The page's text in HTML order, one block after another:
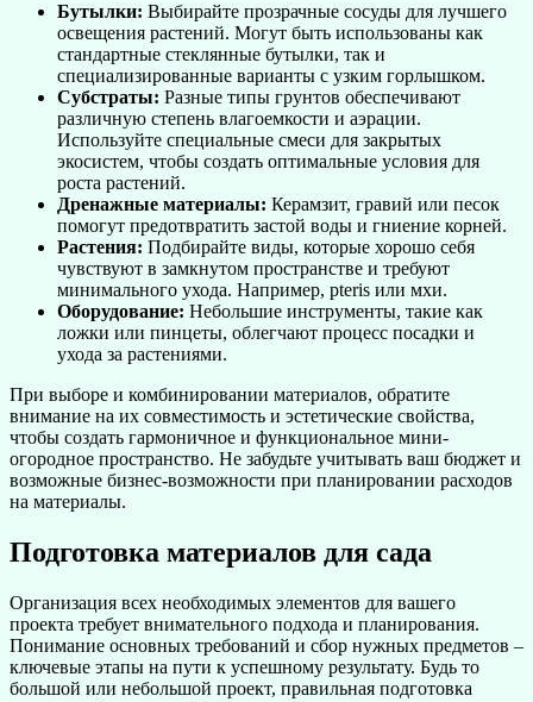
Бутылки: Выбирайте прозрачные сосуды для лучшего
освещения растений. Могут быть использованы как
стандартные стеклянные бутылки, так и
специализированные варианты с узким горлышком.
Субстраты: Разные типы грунтов обеспечивают
различную степень влагоемкости и аэрации.
Используйте специальные смеси для закрытых
экосистем, чтобы создать оптимальные условия для
роста растений.
Дренажные материалы: Керамзит, гравий или песок
помогут предотвратить застой воды и гниение корней.
Растения: Подбирайте виды, которые хорошо себя
чувствуют в замкнутом пространстве и требуют
минимального ухода. Например, pteris или мхи.
Оборудование: Небольшие инструменты, такие как
ложки или пинцеты, облегчают процесс посадки и
ухода за растениями.
При выборе и комбинировании материалов, обратите
внимание на их совместимость и эстетические свойства,
чтобы создать гармоничное и функциональное мини-
огородное пространство. Не забудьте учитывать ваш бюджет и
возможные бизнес-возможности при планировании расходов
на материалы.
Подготовка материалов для сада
Организация всех необходимых элементов для вашего
проекта требует внимательного подхода и планирования.
Понимание основных требований и сбор нужных предметов –
ключевые этапы на пути к успешному результату. Будь то
большой или небольшой проект, правильная подготовка